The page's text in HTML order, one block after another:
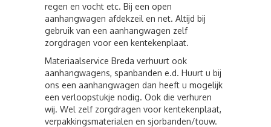
regen en vocht etc. Bij een open
aanhangwagen afdekzeil en net. Altijd bij
gebruik van een aanhangwagen zelf
zorgdragen voor een kentekenplaat.
Materiaalservice Breda verhuurt ook
aanhangwagens, spanbanden e.d. Huurt u bij
ons een aanhangwagen dan heeft u mogelijk
een verloopstukje nodig. Ook die verhuren
wij. Wel zelf zorgdragen voor kentekenplaat,
verpakkingsmaterialen en sjorbanden/touw.